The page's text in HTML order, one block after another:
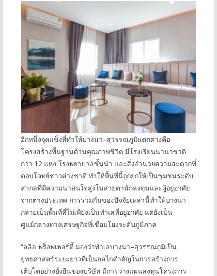
อีกหนึ่งจุดแข็งที่ทำให้บางนา–สุวรรณภูมิแตกต่างคือ
โครงสร้างพื้นฐานด้านคุณภาพชีวิต มีโรงเรียนนานาชาติ
กว่า 12 แห่ง โรงพยาบาลชั้นนำ และสิ่งอำนวยความสะดวกที่
ตอบโจทย์ชาวต่างชาติ ทำให้พื้นที่นี้ถูกยกให้เป็นชุมชนระดับ
สากลที่มีความน่าสนใจสูงในสายตานักลงทุนและผู้อยู่อาศัย
จากต่างประเทศ การรวมกันของปัจจัยเหล่านี้ทำให้บางนา
กลายเป็นพื้นที่ที่ไม่เพียงเป็นทำเลที่อยู่อาศัย แต่ยังเป็น
ศูนย์กลางทางเศรษฐกิจที่เชื่อมโยงระดับภูมิภาค
“ลลิล พร็อพเพอร์ตี้ มองว่าทำเลบางนา–สุวรรณภูมิเป็น
ยุทธศาสตร์ระยะยาวที่เป็นกลไกสำคัญในการสร้างการ
เติบโตอย่างยั่งยืนของบริษัท มีการวางแผนลงทุนโครงการ